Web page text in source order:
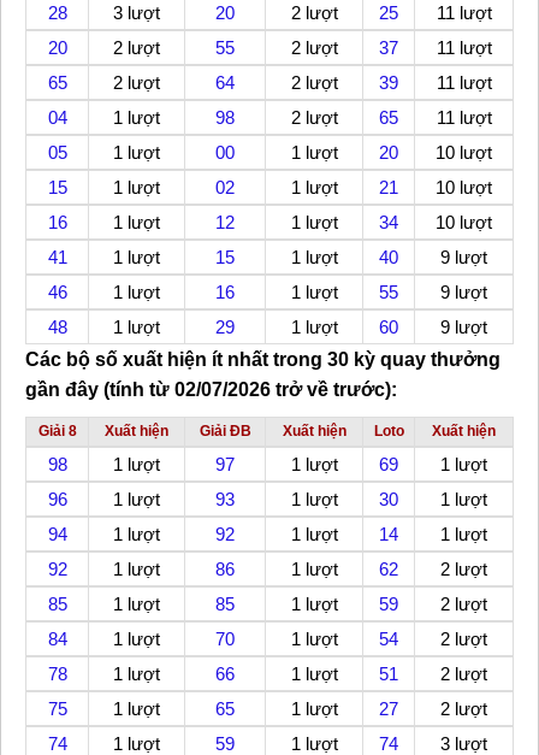
28 3 lượt 20 2 lượt 25
11 lượt
20
2 lượt 55 2 lượt 37
11 lượt
65
2 lượt 64 2 lượt 39
11 lượt
04
1 lượt 98 2 lượt 65
11 lượt
05
1 lượt 00 1 lượt 20
10 lượt
15
1 lượt 02 1 lượt 21
10 lượt
16
1 lượt 12 1 lượt 34
10 lượt
41
1 lượt 15 1 lượt 40
9 lượt
46
1 lượt 16 1 lượt 55
9 lượt
48
1 lượt 29 1 lượt 60
9 lượt
Các bộ số xuất hiện ít nhất trong 30 kỳ quay thưởng
gần đây (tính từ 02/07/2026 trở về trước):
Giải 8 Xuất hiện Giải ĐB Xuất hiện Loto Xuất hiện
98 1 lượt 97 1 lượt 69
1 lượt
96
1 lượt 93 1 lượt 30
1 lượt
94
1 lượt 92 1 lượt 14
1 lượt
92
1 lượt 86 1 lượt 62
2 lượt
85
1 lượt 85 1 lượt 59
2 lượt
84
1 lượt 70 1 lượt 54
2 lượt
78
1 lượt 66 1 lượt 51
2 lượt
75
1 lượt 65 1 lượt 27
2 lượt
74
1 lượt 59 1 lượt 74
3 lượt